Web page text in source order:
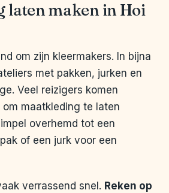
laten maken in Hoi
om zijn kleermakers. In bijna
met pakken, jurken en
Veel reizigers komen
maatkleding te laten
overhemd tot een
of een jurk voor een
verrassend snel. Reken op